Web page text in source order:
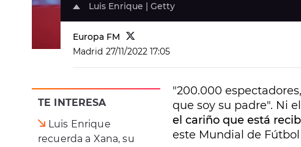
Luis Enrique | Getty
Europa FM
Madrid 27/11/2022 17:05
TE INTERESA
Luis Enrique
recuerda a Xana, su
"200.000
que soy su padre". Ni
el cariño que está
este Mundial de Fútbol